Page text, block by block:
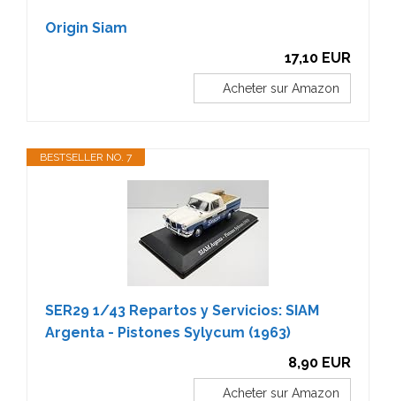
Origin Siam
17,10 EUR
Acheter sur Amazon
BESTSELLER NO. 7
SER29 1/43 Repartos y Servicios: SIAM
Argenta - Pistones Sylycum (1963)
8,90 EUR
Acheter sur Amazon